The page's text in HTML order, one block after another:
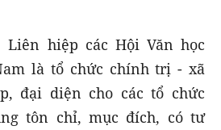
Liên hiệp các Hội Văn học
là tổ chức chính trị - xã
đại diện cho các tổ chức
tôn chỉ, mục đích, có tư